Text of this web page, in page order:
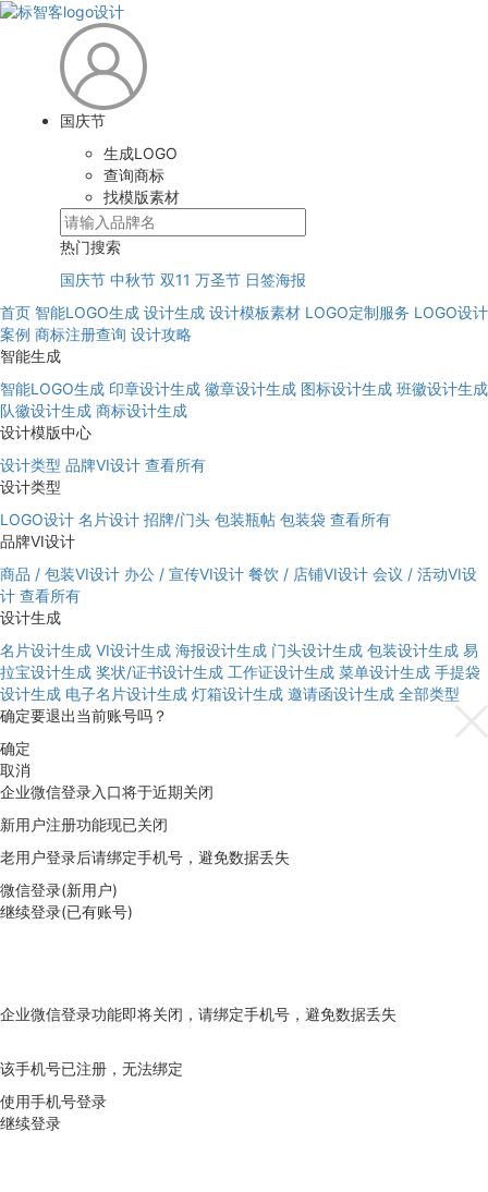
国庆节
生成LOGO
查询商标
找模版素材
热门搜索
国庆节 中秋节 双11 万圣节 日签海报
首页 智能LOGO生成 设计生成 设计模板素材 LOGO定制服务 LOGO设计
案例 商标注册查询 设计攻略
智能生成
智能LOGO生成 印章设计生成 徽章设计生成 图标设计生成 班徽设计生成
队徽设计生成 商标设计生成
设计模版中心
设计类型 品牌VI设计 查看所有
设计类型
LOGO设计 名片设计 招牌/门头 包装瓶帖 包装袋 查看所有
品牌VI设计
商品 / 包装VI设计 办公 / 宣传VI设计 餐饮 / 店铺VI设计 会议 / 活动VI设
计 查看所有
设计生成
名片设计生成 VI设计生成 海报设计生成 门头设计生成 包装设计生成 易
拉宝设计生成 奖状/证书设计生成 工作证设计生成 菜单设计生成 手提袋
设计生成 电子名片设计生成 灯箱设计生成 邀请函设计生成 全部类型
确定要退出当前账号吗？
确定
取消
企业微信登录入口将于近期关闭
新用户注册功能现已关闭
老用户登录后请绑定手机号，避免数据丢失
微信登录(新用户)
继续登录(已有账号)
企业微信登录功能即将关闭，请绑定手机号，避免数据丢失
该手机号已注册，无法绑定
使用手机号登录
继续登录